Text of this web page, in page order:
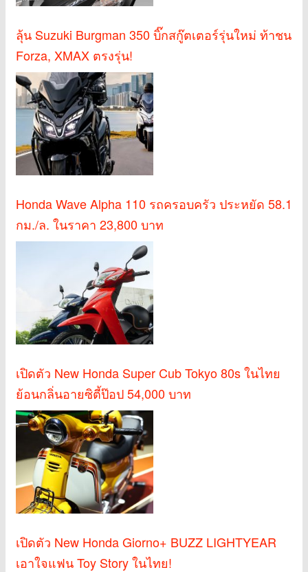
ลุ้น Suzuki Burgman 350 บิ๊กสกู๊ตเตอร์รุ่นใหม่ ท้าชน
Forza, XMAX ตรงรุ่น!
Honda Wave Alpha 110 รถครอบครัว ประหยัด 58.1
กม./ล. ในราคา 23,800 บาท
เปิดตัว New Honda Super Cub Tokyo 80s ในไทย
ย้อนกลิ่นอายซิตี้ป๊อป 54,000 บาท
เปิดตัว New Honda Giorno+ BUZZ LIGHTYEAR
เอาใจแฟน Toy Story ในไทย!